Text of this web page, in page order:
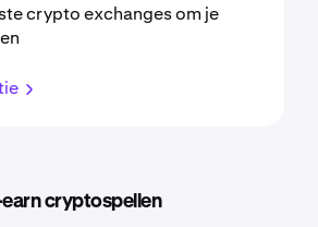
crypto exchanges om je
cryptospellen